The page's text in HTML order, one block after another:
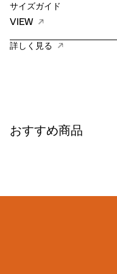
サイズガイド
VIEW
詳しく見る
おすすめ商品